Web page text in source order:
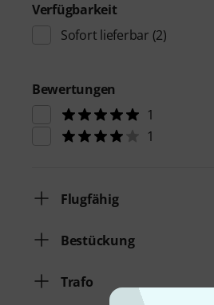
Verfügbarkeit
Sofort lieferbar (2)
Bewertungen
1
1
Flugfähig
Bestückung
Trafo